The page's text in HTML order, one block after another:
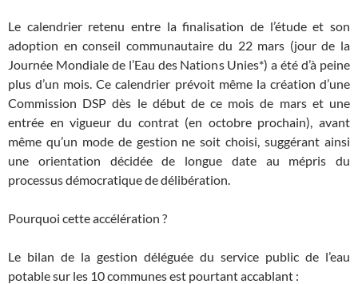
Le calendrier retenu entre la finalisation de l’étude et son
adoption en conseil communautaire du 22 mars (jour de la
Journée Mondiale de l’Eau des Nations Unies*) a été d’à peine
plus d’un mois. Ce calendrier prévoit même la création d’une
Commission DSP dès le début de ce mois de mars et une
entrée en vigueur du contrat (en octobre prochain), avant
même qu’un mode de gestion ne soit choisi, suggérant ainsi
une orientation décidée de longue date au mépris du
processus démocratique de délibération.
Pourquoi cette accélération ?
Le bilan de la gestion déléguée du service public de l’eau
potable sur les 10 communes est pourtant accablant :